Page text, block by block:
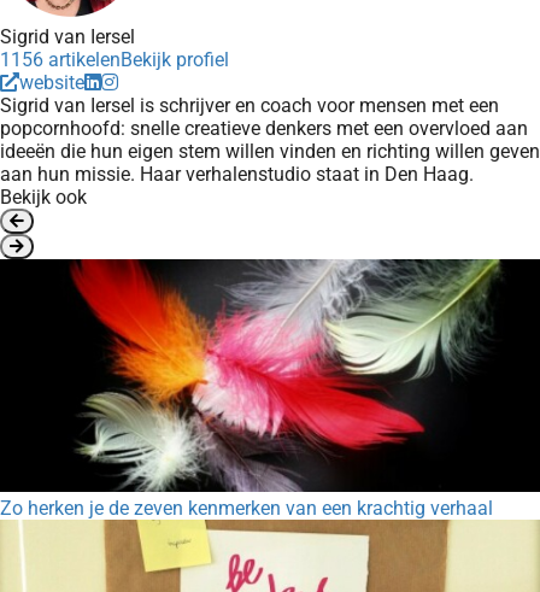
Sigrid van Iersel
1156 artikelenBekijk profiel
website
Sigrid van Iersel is schrijver en coach voor mensen met een
popcornhoofd: snelle creatieve denkers met een overvloed aan
ideeën die hun eigen stem willen vinden en richting willen geven
aan hun missie. Haar verhalenstudio staat in Den Haag.
Bekijk ook
Zo herken je de zeven kenmerken van een krachtig verhaal